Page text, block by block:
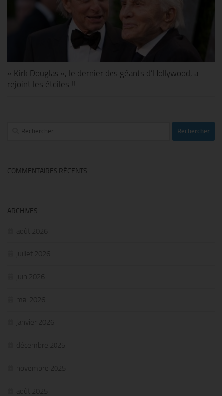
« Kirk Douglas », le dernier des géants d’Hollywood, a
rejoint les étoiles !!
Rechercher :
COMMENTAIRES RÉCENTS
ARCHIVES
août 2026
juillet 2026
juin 2026
mai 2026
janvier 2026
décembre 2025
novembre 2025
août 2025